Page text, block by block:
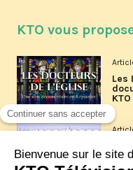
KTO vous
Les
KTO